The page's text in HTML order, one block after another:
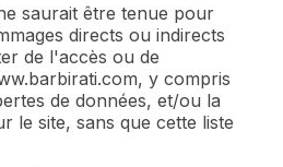
saurait être tenue pour
directs ou indirects
de l'accès ou de
y compris
de données, et/ou la
le site, sans que cette liste